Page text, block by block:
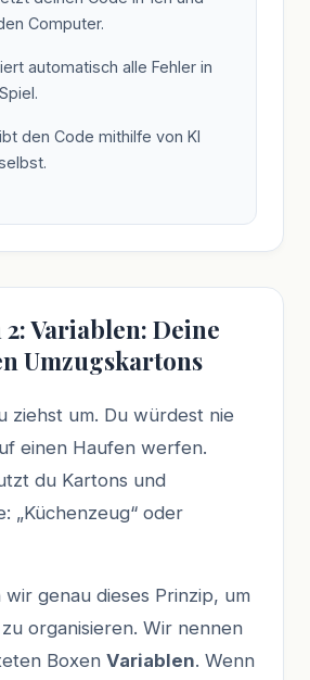
Computer.
automatisch alle Fehler in
den Code mithilfe von KI
Variablen: Deine
Umzugskartons
ziehst um. Du würdest nie
einen Haufen werfen.
du Kartons und
„Küchenzeug“ oder
genau dieses Prinzip, um
organisieren. Wir nennen
Boxen Variablen. Wenn